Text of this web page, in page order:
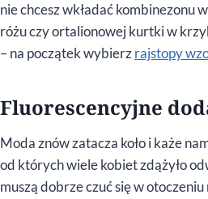
nie chcesz wkładać kombinezonu
różu czy ortalionowej kurtki w
– na początek wybierzrajstopy
Fluorescencyjne
Moda znów zatacza koło i każe
od których wiele kobiet zdążyło
muszą dobrze czuć się w